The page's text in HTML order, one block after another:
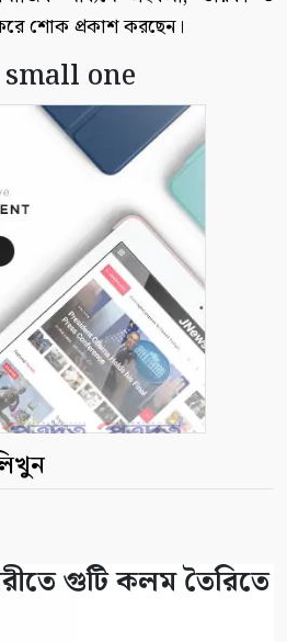
শোক প্রকাশ করছেন।
one
গুটি কলম তৈরিতে